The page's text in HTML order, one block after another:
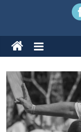
Pai
Nossa
Corrente
é